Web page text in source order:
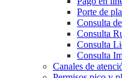
Porte de
Consulta
Consulta
Consulta
Consulta
Canales de